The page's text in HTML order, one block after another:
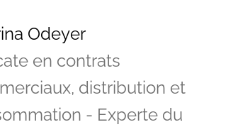
Odeyer
en contrats
distribution et
- Experte du